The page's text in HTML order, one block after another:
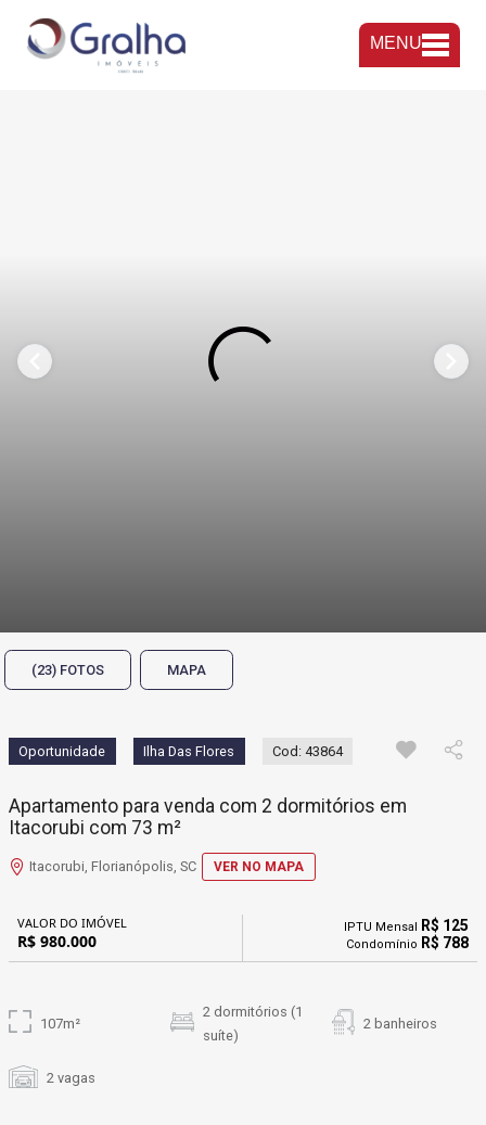
MENU
(23) FOTOS MAPA
Oportunidade Ilha Das Flores Cod: 43864
Apartamento para venda com 2 dormitórios em
Itacorubi com 73 m²
Itacorubi, Florianópolis, SC VER NO MAPA
VALOR DO IMÓVEL
R$ 980.000
IPTU Mensal R$ 125
Condomínio R$ 788
107m²
2 dormitórios (1
suíte)
2 banheiros
2 vagas